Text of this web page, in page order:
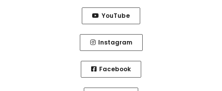
YouTube
Instagram
Facebook